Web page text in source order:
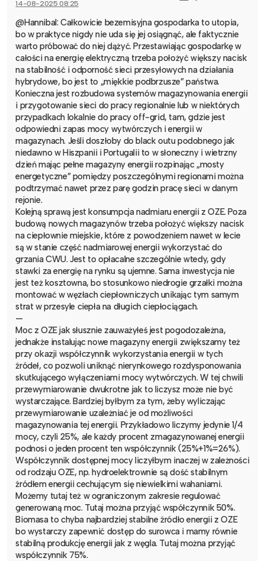
14-08-2025 08:25
@Hannibal: Całkowicie bezemisyjna gospodarka to utopia,
bo w praktyce nigdy nie uda się jej osiągnąć, ale faktycznie
warto próbować do niej dążyć. Przestawiając gospodarkę w
całości na energię elektryczną trzeba położyć większy nacisk
na stabilność i odporność sieci przesyłowych na działania
hybrydowe, bo jest to „miękkie podbrzusze” państwa.
Konieczna jest rozbudowa systemów magazynowania energii
i przygotowanie sieci do pracy regionalnie lub w niektórych
przypadkach lokalnie do pracy off-grid, tam, gdzie jest
odpowiedni zapas mocy wytwórczych i energii w
magazynach. Jeśli doszłoby do black outu podobnego jak
niedawno w Hiszpanii i Portugalii to w słoneczny i wietrzny
dzień mając pełne magazyny energii rozpinając „mosty
energetyczne” pomiędzy poszczególnymi regionami można
podtrzymać nawet przez parę godzin pracę sieci w danym
rejonie.
Kolejną sprawą jest konsumpcja nadmiaru energii z OZE. Poza
budową nowych magazynów trzeba położyć większy nacisk
na ciepłownie miejskie, które z powodzeniem nawet w lecie
są w stanie część nadmiarowej energii wykorzystać do
grzania CWU. Jest to opłacalne szczególnie wtedy, gdy
stawki za energię na rynku są ujemne. Sama inwestycja nie
jest też kosztowna, bo stosunkowo niedrogie grzałki można
montować w węzłach ciepłowniczych unikając tym samym
strat w przesyle ciepła na długich ciepłociągach.
—
Moc z OZE jak słusznie zauważyłeś jest pogodozależna,
jednakże instalując nowe magazyny energii zwiększamy też
przy okazji współczynnik wykorzystania energii w tych
źródeł, co pozwoli uniknąć nierynkowego rozdysponowania
skutkującego wyłączeniami mocy wytwórczych. W tej chwili
przewymiarowanie dwukrotne jak to liczysz może nie być
wystarczające. Bardziej byłbym za tym, żeby wyliczając
przewymiarowanie uzależniać je od możliwości
magazynowania tej energii. Przykładowo liczymy jedynie 1/4
mocy, czyli 25%, ale każdy procent zmagazynowanej energii
podnosi o jeden procent ten współczynnik (25%+1%=26%).
Współczynnik dostępnej mocy liczyłbym inaczej w zależności
od rodzaju OZE, np. hydroelektrownie są dość stabilnym
źródłem energii cechującym się niewielkimi wahaniami.
Możemy tutaj też w ograniczonym zakresie regulować
generowaną moc. Tutaj można przyjąć współczynnik 50%.
Biomasa to chyba najbardziej stabilne źródło energii z OZE
bo wystarczy zapewnić dostęp do surowca i mamy równie
stabilną produkcję energii jak z węgla. Tutaj można przyjąć
współczynnik 75%.